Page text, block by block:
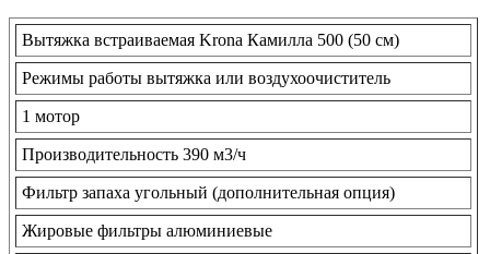
Вытяжка встраиваемая Krona Камилла 500 (50 см)
Режимы работы вытяжка или воздухоочиститель
1 мотор
Производительность 390 м3/ч
Фильтр запаха угольный (дополнительная опция)
Жировые фильтры алюминиевые